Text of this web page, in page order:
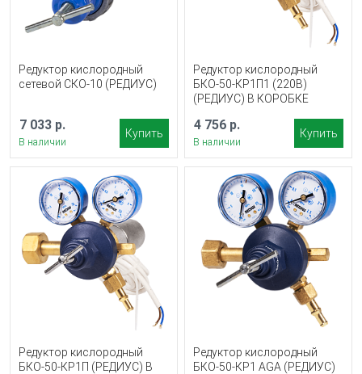
Редуктор кислородный
сетевой СКО-10 (РЕДИУС)
7 033 р.
В наличии
Купить
Редуктор кислородный
БКО-50-КР1П1 (220В)
(РЕДИУС) В КОРОБКЕ
4 756 р.
В наличии
Купить
Редуктор кислородный
БКО-50-КР1П (РЕДИУС) В
Редуктор кислородный
БКО-50-КР1 AGA (РЕДИУС)